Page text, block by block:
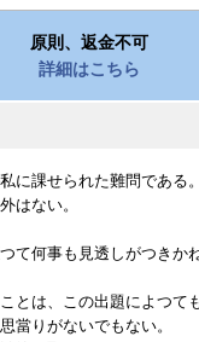
原則、返金不可
詳細はこちら
に課せられた難問である。
はない。
て何事も見透しがつきか
とは、この出題によつて
當りがないでもない。